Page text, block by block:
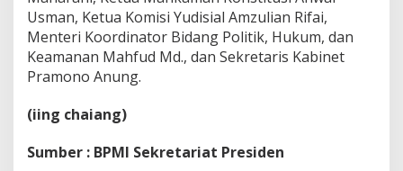
Usman, Ketua Komisi Yudisial Amzulian Rifai,
Menteri Koordinator Bidang Politik, Hukum, dan
Keamanan Mahfud Md., dan Sekretaris Kabinet
Pramono Anung.
(iing chaiang)
Sumber : BPMI Sekretariat Presiden